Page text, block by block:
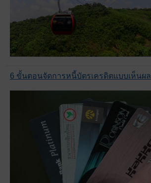
6 ขั้นตอนจัดการหนี้บัตรเครดิตแบบเห็นผล